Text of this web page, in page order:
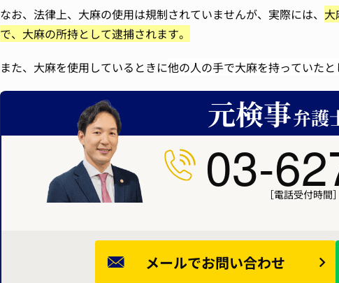
なお、法律上、大麻の使用は規制されていませんが、実際には、
で、大麻の所持として逮捕されます。
また、大麻を使用しているときに他の人の手で大麻を持っていた
03-［電話受付時
メールでお問い合わせ